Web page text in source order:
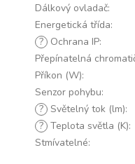
Dálkový ovladač:
Energetická třída:
? Ochrana IP:
Přepínatelná
Příkon (W):
Senzor pohybu:
? Světelný tok (lm):
? Teplota světla (K):
Stmívatelné: